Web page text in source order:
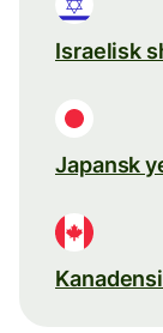
Israelisk
Japansk